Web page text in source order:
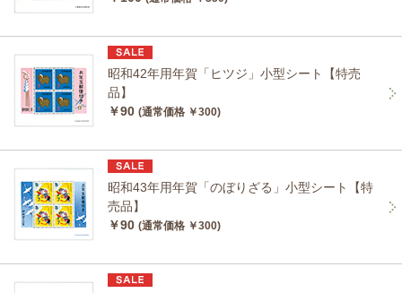
昭和42年用年賀「ヒツジ」小型シート【特売
品】
￥90 (通常価格 ￥300)
昭和43年用年賀「のぼりざる」小型シート【特
売品】
￥90 (通常価格 ￥300)